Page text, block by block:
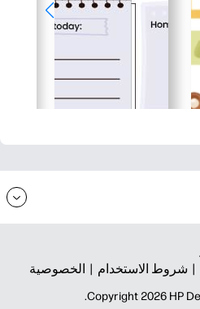
شروط الاستخدام | الخصوصية